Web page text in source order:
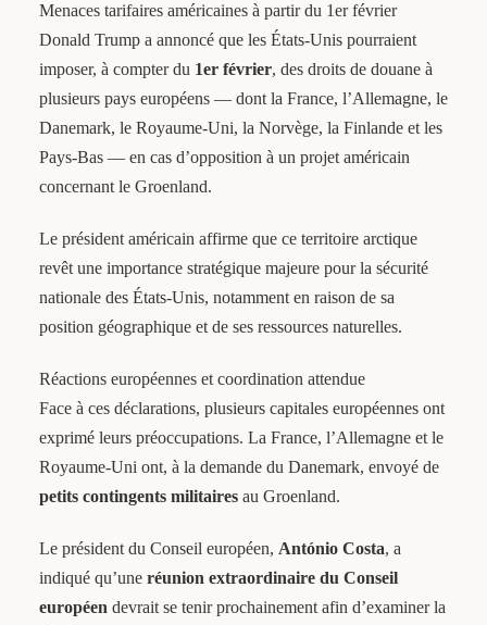
Menaces tarifaires américaines à partir du 1er février
Donald Trump a annoncé que les États-Unis pourraient
imposer, à compter du 1er février, des droits de douane à
plusieurs pays européens — dont la France, l’Allemagne, le
Danemark, le Royaume-Uni, la Norvège, la Finlande et les
Pays-Bas — en cas d’opposition à un projet américain
concernant le Groenland.
Le président américain affirme que ce territoire arctique
revêt une importance stratégique majeure pour la sécurité
nationale des États-Unis, notamment en raison de sa
position géographique et de ses ressources naturelles.
Réactions européennes et coordination attendue
Face à ces déclarations, plusieurs capitales européennes ont
exprimé leurs préoccupations. La France, l’Allemagne et le
Royaume-Uni ont, à la demande du Danemark, envoyé de
petits contingents militairesau Groenland.
Le président du Conseil européen, António Costa, a
indiqué qu’une réunion extraordinaire du Conseil
européen devrait se tenir prochainement afin d’examiner la